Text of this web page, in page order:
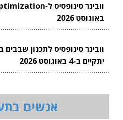
באוגוסט 2026
יתקיים ב-4 באוגוסט 2026
אנשים